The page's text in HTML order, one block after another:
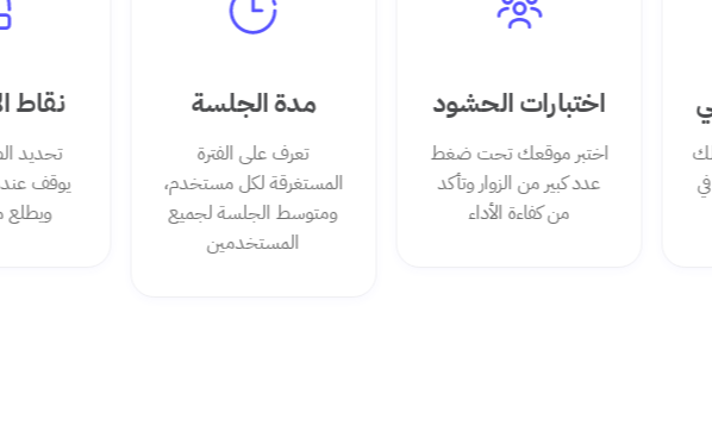
اختبارات الحشود
اختبر موقعك تحت ضغط
عدد كبير من الزوار وتأكد
من كفاءة الأداء
مدة الجلسة
تعرف على الفترة
المستغرقة لكل مستخدم،
ومتوسط الجلسة لجميع
المستخدمين
نقاط
تحديد
يوقف
ويطلع